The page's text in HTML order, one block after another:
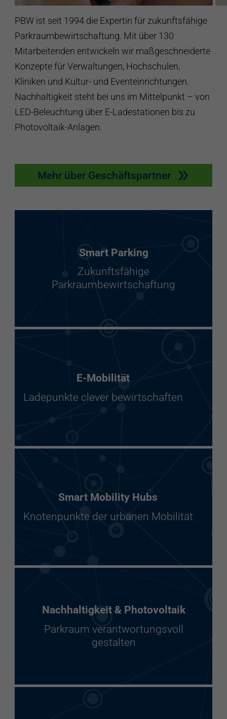
PBW ist seit 1994 die Expertin für zukunftsfähige
Parkraumbewirtschaftung. Mit über 130
Mitarbeitenden entwickeln wir maßgeschneiderte
Konzepte für Verwaltungen, Hochschulen,
Kliniken und Kultur- und Eventeinrichtungen.
Nachhaltigkeit steht bei uns im Mittelpunkt – von
LED-Beleuchtung über E-Ladestationen bis zu
Photovoltaik-Anlagen.
Mehr über Geschäftspartner
Smart Parking
Zukunftsfähige
Parkraumbewirtschaftung
E-Mobilität
Ladepunkte clever bewirtschaften
Smart Mobility Hubs
Knotenpunkte der urbanen Mobilität
Nachhaltigkeit & Photovoltaik
Parkraum verantwortungsvoll
gestalten